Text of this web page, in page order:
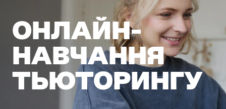
ОНЛАЙН-
НАВЧАННЯ
ТЬЮТОРИНГУ